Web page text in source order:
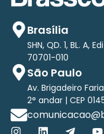
Brasília
SHN, QD. 1, BL. A,
70701-010
São Paulo
Av. Brigadeiro
2° andar | CEP